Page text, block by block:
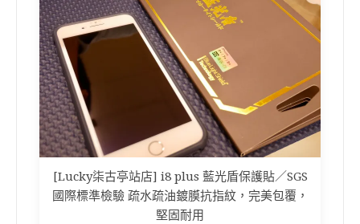
[Lucky柒古亭站店] i8 plus 藍光盾保護貼／SGS
國際標準檢驗 疏水疏油鍍膜抗指紋，完美包覆，
堅固耐用